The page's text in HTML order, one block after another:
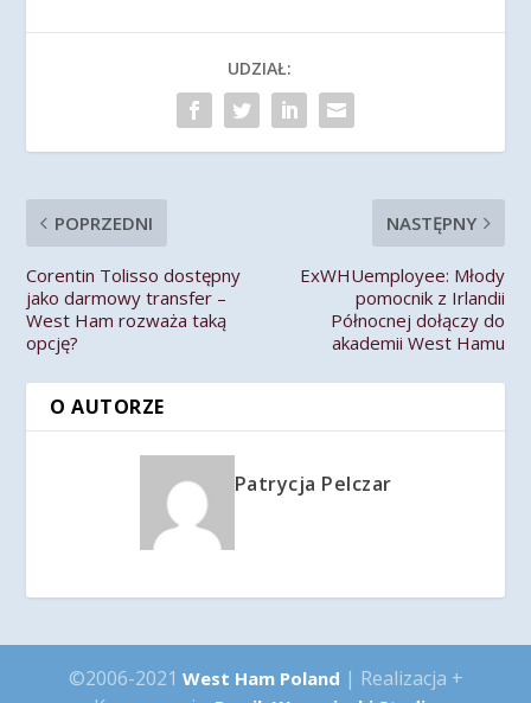
UDZIAŁ:
POPRZEDNI
Corentin Tolisso dostępny
jako darmowy transfer –
West Ham rozważa taką
opcję?
NASTĘPNY
ExWHUemployee: Młody
pomocnik z Irlandii
Północnej dołączy do
akademii West Hamu
O AUTORZE
Patrycja Pelczar
©2006-2021 West Ham Poland | Realizacja +